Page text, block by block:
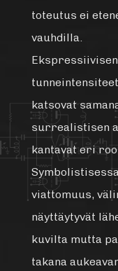
toteutus ei
vauhdilla.
katsovat
surrealistisen
kantavat eri
viattomuus,
näyttäytyvät
kuvilta mutta
takana